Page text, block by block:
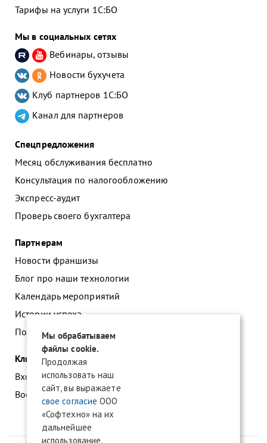
Тарифы на услуги 1С:БО
Мы в социальных сетях
Вебинары, отзывы
Новости бухучета
Клуб партнеров 1С:БО
Канал для партнеров
Спецпредложения
Месяц обслуживания бесплатно
Консультация по налогообложению
Экспресс-аудит
Проверь своего бухгалтера
Партнерам
Новости франшизы
Блог про наши технологии
Календарь мероприятий
Истории успеха
Подать заявку на франшизу
Клиентам
Вход в личный кабинет
Восстановление доступа к сервису 1С:БО
Мы обрабатываем
файлы cookie.
Продолжая
использовать наш
сайт, вы выражаете
свое согласие ООО
«Софтехно» на их
дальнейшее
использование.